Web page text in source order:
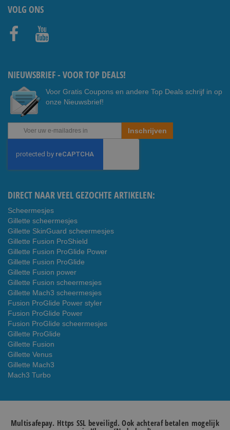
VOLG ONS
NIEUWSBRIEF - VOOR TOP DEALS!
Voor Gratis Coupons en andere Top Deals schrijf in op
onze Nieuwsbrief!
Abonneer
u
onze
nieuwsbrief
Inschrijven
DIRECT NAAR VEEL GEZOCHTE ARTIKELEN:
Scheermesjes
Gillette scheermesjes
Gillette SkinGuard scheermesjes
Gillette Fusion ProShield
Gillette Fusion ProGlide Power
Gillette Fusion ProGlide
Gillette Fusion power
Gillette Fusion scheermesjes
Gillette Mach3 scheermesjes
Fusion ProGlide Power styler
Fusion ProGlide Power
Fusion ProGlide scheermesjes
Gillette ProGlide
Gillette Fusion
Gillette Venus
Gillette Mach3
Mach3 Turbo
Multisafepay. Https SSL beveiligd. Ook achteraf betalen mogelijk